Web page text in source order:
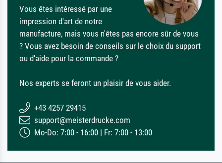
Vous êtes intéressé par une
impression d'art de notre
manufacture, mais vous n'êtes pas encore sûr de vous
? Vous avez besoin de conseils sur le choix du support
ou d'aide pour la commande ?
Nos experts se feront un plaisir de vous aider.
+43 4257 29415
support@meisterdrucke.com
Mo-Do: 7:00 - 16:00 | Fr: 7:00 - 13:00